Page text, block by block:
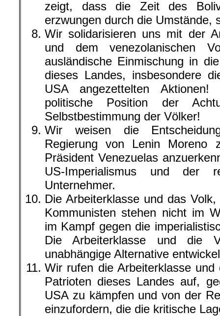
zeigt, dass die Zeit des
erzwungen durch die Umstände,
Wir solidarisieren uns mit der
und dem venezolanischen
ausländische Einmischung in
dieses Landes, insbesondere
USA angezettelten
politische Position der
Selbstbestimmung der Völker!
Wir weisen die
Regierung von Lenin Moreno
Präsident Venezuelas
US-Imperialismus und der
Unternehmer.
Die Arbeiterklasse und das
Kommunisten stehen nicht im
im Kampf gegen die
Die Arbeiterklasse und die
unabhängige Alternative
Wir rufen die Arbeiterklasse
Patrioten dieses Landes auf,
USA zu kämpfen und von der
einzufordern, die die kritische